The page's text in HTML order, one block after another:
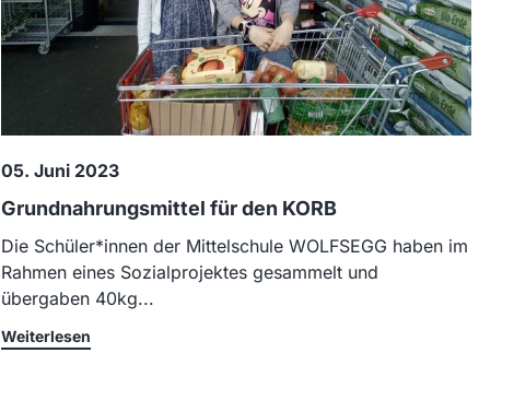
05. Juni 2023
Grundnahrungsmittel für den KORB
Die Schüler*innen der Mittelschule WOLFSEGG haben im
Rahmen eines Sozialprojektes gesammelt und
übergaben 40kg...
Weiterlesen